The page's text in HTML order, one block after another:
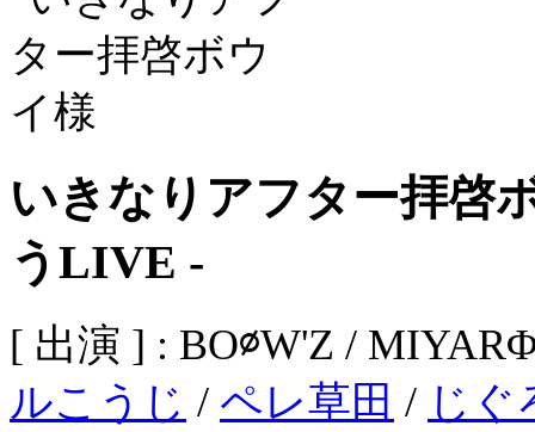
いきなりアフター拝啓
うLIVE -
[ 出演 ] : BO∅W'Z /
ルこうじ / ペレ草田 / じぐ